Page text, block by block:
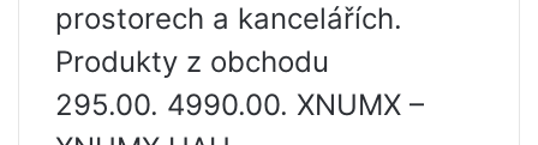
prostorech a kancelářích.
Produkty z obchodu
295.00. 4990.00. XNUMX –